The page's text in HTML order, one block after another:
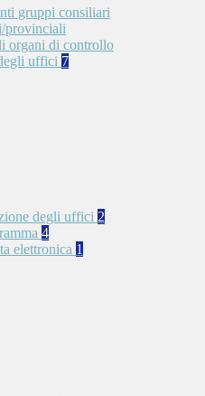
gruppi consiliari
provinciali
organi di controllo
uffici 7
degli uffici 2
4
elettronica 1